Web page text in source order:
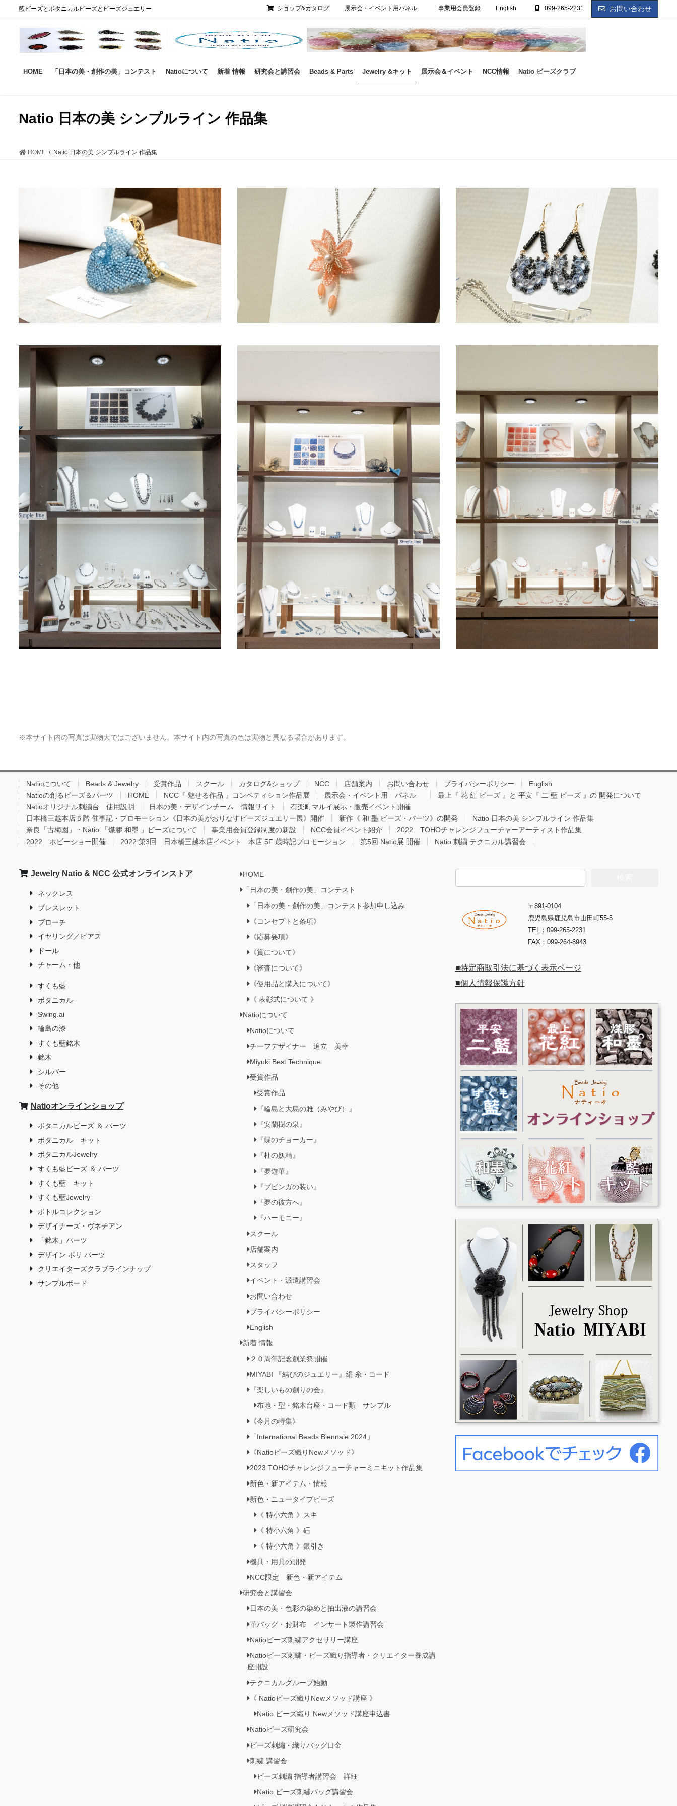
ン
ビ
藍ビーズとボタニカルビーズとビーズジュエリー ショップ&カタログ 展示会・イベント用パネル 事業用会員登録 English 099-265-2231 お問い合わせ
HOME 「日本の美・創作の美」コンテスト Natioについて 新着 情報 研究会と講習会 Beads & Parts Jewelry &キット 展示会＆イベント NCC情報 Natio ビーズクラブ
Natio 日本の美 シンプルライン 作品集
HOME Natio 日本の美 シンプルライン 作品集
※本サイト内の写真は実物大ではございません。本サイト内の写真の色は実物と異なる場合があります。
Natioについて Beads & Jewelry 受賞作品 スクール カタログ&ショップ NCC 店舗案内 お問い合わせ プライバシーポリシー
English
Natioの創るビーズ＆パーツ
HOME NCC『 魅せる作品 』コンペティション作品展 展示会・イベント用 パネル
最上『 花 紅 ビーズ 』と 平安『 二 藍 ビーズ 』の 開発について
Natioオリジナル刺繍台 使用説明
日本の美・デザインチーム 情報サイト
有楽町マルイ展示・販売イベント開催
日本橋三越本店５階 催事記・プロモーション《日本の美がおりなすビーズジュエリー展》開催
新作《 和 墨 ビーズ・パーツ》の開発
Natio 日本の美 シンプルライン 作品集
奈良「古梅園」・Natio 「煤膠 和墨 」ビーズについて
事業用会員登録制度の新設 NCC会員イベント紹介
2022 TOHOチャレンジフューチャーアーティスト作品集
2022 ホビーショー開催
2022 第3回 日本橋三越本店イベント 本店 5F 歳時記プロモーション 第5回 Natio展 開催 Natio 刺繍 テクニカル講習会
Jewelry Natio & NCC 公式オンラインストア
ネックレス
ブレスレット
ブローチ
イヤリング／ピアス
ドール
チャーム・他
すくも藍
ボタニカル
Swing.ai
輪島の漆
すくも藍銘木
銘木
シルバー
その他
Natioオンラインショップ
ボタニカルビーズ ＆ パーツ
ボタニカル キット
ボタニカルJewelry
すくも藍ビーズ ＆ パーツ
すくも藍 キット
すくも藍Jewelry
ボトルコレクション
デザイナーズ・ヴネチアン
「銘木」パーツ
デザイン ポリ パーツ
クリエイターズクラブラインナップ
サンプルボード
HOME
「日本の美・創作の美」コンテスト
「日本の美・創作の美」コンテスト参加申し込み
《コンセプトと条項》
《応募要項》
《賞について》
《審査について》
《使用品と購入について》
《 表彰式について 》
Natioについて
Natioについて
チーフデザイナー 追立 美幸
Miyuki Best Technique
受賞作品
受賞作品
『輪島と大島の雅（みやび）』
『安蘭樹の泉』
『蝶のチョーカー』
『杜の妖精』
『夢遊華』
『ブビンガの装い』
『夢の彼方へ』
『ハーモニー』
スクール
店舗案内
スタッフ
イベント・派遣講習会
お問い合わせ
プライバシーポリシー
English
新着 情報
２０周年記念創業祭開催
MIYABI 『結びのジュエリー』絹 糸・コード
『楽しいもの創りの会』
布地・型・銘木台座・コード類 サンプル
《今月の特集》
「International Beads Biennale 2024」
《Natioビーズ織りNewメソッド》
2023 TOHOチャレンジフューチャーミニキット作品集
新色・新アイテム・情報
新色・ニュータイプビーズ
《 特小六角 》スキ
《 特小六角 》砡
《 特小六角 》銀引き
機具・用具の開発
NCC限定 新色・新アイテム
研究会と講習会
日本の美・色彩の染めと抽出液の講習会
革バッグ・お財布 インサート製作講習会
Natioビーズ刺繍アクセサリー講座
Natioビーズ刺繍・ビーズ織り指導者・クリエイター養成講
座開設
テクニカルグループ始動
《 Natioビーズ織りNewメソッド講座 》
Natio ビーズ織り Newメソッド講座申込書
Natioビーズ研究会
ビーズ刺繡・織りバッグ口金
刺繍 講習会
ビーズ刺繍 指導者講習会 詳細
Natio ビーズ刺繡バッグ講習会
索:
〒891-0104
鹿児島県鹿児島市山田町55-5
TEL：099-265-2231
FAX：099-264-8943
■特定商取引法に基づく表示ページ
■個人情報保護方針